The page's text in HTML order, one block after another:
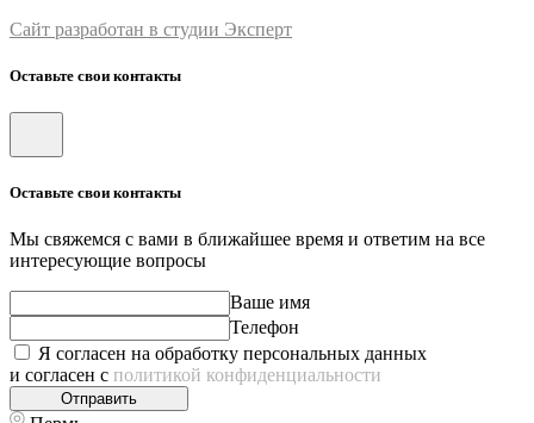
Сайт разработан в студии Эксперт
Оставьте свои контакты
Оставьте свои контакты
Мы свяжемся с вами в ближайшее время и ответим на все
интересующие вопросы
Ваше имя
Телефон
Я согласен на обработку персональных данных
и согласен с политикой конфиденциальности
Отправить